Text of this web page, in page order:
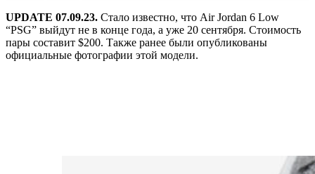
UPDATE 07.09.23. Стало известно, что Air Jordan 6 Low
“PSG” выйдут не в конце года, а уже 20 сентября. Стоимость
пары составит $200. Также ранее были опубликованы
официальные фотографии этой модели.